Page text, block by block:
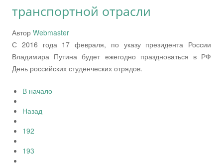
транспортной отрасли
Автор Webmaster
С 2016 года 17 февраля, по указу президента России
Владимира Путина будет ежегодно праздноваться в РФ
День российских студенческих отрядов.
В начало
Назад
192
193